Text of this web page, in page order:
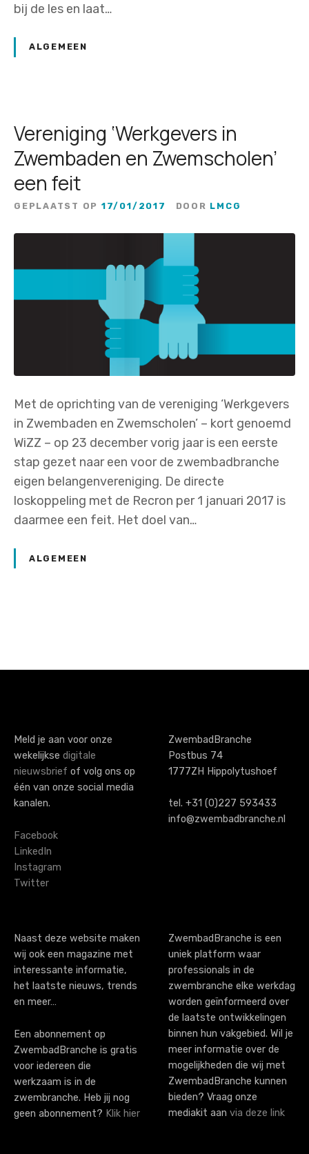
bij de les en laat…
ALGEMEEN
Vereniging ‘Werkgevers in
Zwembaden en Zwemscholen’
een feit
GEPLAATST OP 17/01/2017 DOOR LMCG
Met de oprichting van de vereniging ‘Werkgevers
in Zwembaden en Zwemscholen’ – kort genoemd
WiZZ – op 23 december vorig jaar is een eerste
stap gezet naar een voor de zwembadbranche
eigen belangenvereniging. De directe
loskoppeling met de Recron per 1 januari 2017 is
daarmee een feit. Het doel van…
ALGEMEEN
o
s
n
a
i
g
a
i
o
n
Meld je aan voor onze
wekelijkse digitale
nieuwsbrief of volg ons op
één van onze social media
kanalen.
Facebook
LinkedIn
Instagram
Twitter
ZwembadBranche
Postbus 74
1777ZH Hippolytushoef
tel. +31 (0)227 593433
info@zwembadbranche.nl
Naast deze website maken
wij ook een magazine met
interessante informatie,
het laatste nieuws, trends
en meer…
Een abonnement op
ZwembadBranche is gratis
voor iedereen die
werkzaam is in de
zwembranche. Heb jij nog
geen abonnement? Klik hier
ZwembadBranche is een
uniek platform waar
professionals in de
zwembranche elke werkdag
worden geïnformeerd over
de laatste ontwikkelingen
binnen hun vakgebied. Wil je
meer informatie over de
mogelijkheden die wij met
ZwembadBranche kunnen
bieden? Vraag onze
mediakit aan via deze link